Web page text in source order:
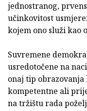
jednostranog,
učinkovitost
kojem ono služi kao
Suvremene
usredotočene na
onaj tip
kompetentne ali
na tržištu rada